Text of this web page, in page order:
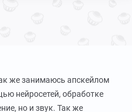
же занимаюсь апскейлом
нейросетей, обработке
но и звук. Так же